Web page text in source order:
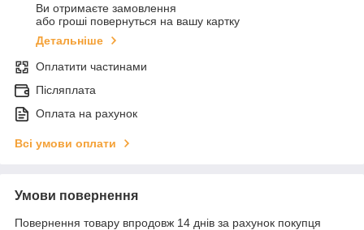
Ви отримаєте замовлення
або гроші повернуться на вашу картку
Детальніше
Оплатити частинами
Післяплата
Оплата на рахунок
Всі умови оплати
Умови повернення
Повернення товару впродовж 14 днів за рахунок покупця